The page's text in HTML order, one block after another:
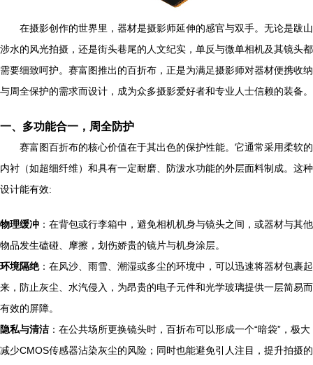
在摄影创作的世界里，器材是摄影师延伸的感官与双手。无论是跋山
涉水的风光拍摄，还是街头巷尾的人文纪实，单反与微单相机及其镜头都
需要细致呵护。赛富图推出的百折布，正是为满足摄影师对器材便携收纳
与周全保护的需求而设计，成为众多摄影爱好者和专业人士信赖的装备。
一、多功能合一，周全防护
赛富图百折布的核心价值在于其出色的保护性能。它通常采用柔软的
内衬（如超细纤维）和具有一定耐磨、防泼水功能的外层面料制成。这种
设计能有效:
物理缓冲 ：在背包或行李箱中，避免相机机身与镜头之间，或器材与其他
物品发生磕碰、摩擦，划伤娇贵的镜片与机身涂层。
环境隔绝：在风沙、雨雪、潮湿或多尘的环境中，可以迅速将器材包裹起
来，防止灰尘、水汽侵入，为昂贵的电子元件和光学玻璃提供一层简易而
有效的屏障。
隐私与清洁 ：在公共场所更换镜头时，百折布可以形成一个“暗袋”，极大
减少CMOS传感器沾染灰尘的风险；同时也能避免引人注目，提升拍摄的